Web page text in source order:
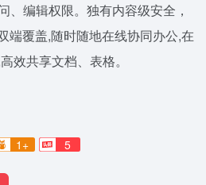
、编辑权限。独有内容级安全，
端覆盖,随时随地在线协同办公,在
效共享文档、表格。
1+ 5